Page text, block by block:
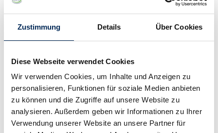
Zustimmung Details Über Cookies
Diese Webseite verwendet Cookies
Wir verwenden Cookies, um Inhalte und Anzeigen zu
personalisieren, Funktionen für soziale Medien anbieten
zu können und die Zugriffe auf unsere Website zu
analysieren. Außerdem geben wir Informationen zu Ihrer
Verwendung unserer Website an unsere Partner für
Die anatomischen und physiologischen Grundlagen
spielen eine entscheidende Rolle bei der Entstehung
von Inkontinenz und den damit verbundenen
Risikofaktoren. Die Hauptursachen für Inkontinenz
die für die Kontrolle der Blase und des Harntrakts
verantwortlich sind.
Alter
Mit zunehmendem Alter steigt das Risiko für
Inkontinenz aufgrund natürlicher Veränderungen im